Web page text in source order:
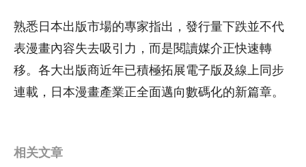
熟悉日本出版市場的專家指出，發行量下跌並不代
表漫畫內容失去吸引力，而是閱讀媒介正快速轉
移。各大出版商近年已積極拓展電子版及線上同步
連載，日本漫畫產業正全面邁向數碼化的新篇章。
相关文章